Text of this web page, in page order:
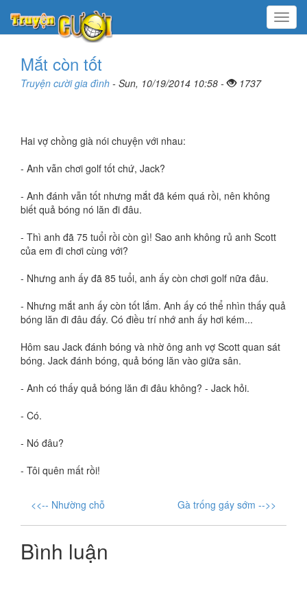
Menu
Mắt còn tốt
Truyện cười gia đình - Sun, 10/19/2014 10:58 - 1737
Hai vợ chồng già nói chuyện với nhau:
- Anh vẫn chơi golf tốt chứ, Jack?
- Anh đánh vẫn tốt nhưng mắt đã kém quá rồi, nên không
biết quả bóng nó lăn đi đâu.
- Thì anh đã 75 tuổi rồi còn gì! Sao anh không rủ anh Scott
của em đi chơi cùng với?
- Nhưng anh ấy đã 85 tuổi, anh ấy còn chơi golf nữa đâu.
- Nhưng mắt anh ấy còn tốt lắm. Anh ấy có thể nhìn thấy quả
bóng lăn đi đâu đấy. Có điều trí nhớ anh ấy hơi kém...
Hôm sau Jack đánh bóng và nhờ ông anh vợ Scott quan sát
bóng. Jack đánh bóng, quả bóng lăn vào giữa sân.
- Anh có thấy quả bóng lăn đi đâu không? - Jack hỏi.
- Có.
- Nó đâu?
- Tôi quên mất rồi!
<<-- Nhường chỗ Gà trống gáy sớm -->>
Bình luận